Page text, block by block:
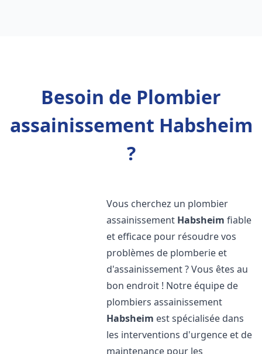
Besoin de Plombier
assainissement Habsheim
?
Vous cherchez un plombier
assainissement Habsheim fiable
et efficace pour résoudre vos
problèmes de plomberie et
d'assainissement ? Vous êtes au
bon endroit ! Notre équipe de
plombiers assainissement
Habsheim est spécialisée dans
les interventions d'urgence et de
maintenance pour les